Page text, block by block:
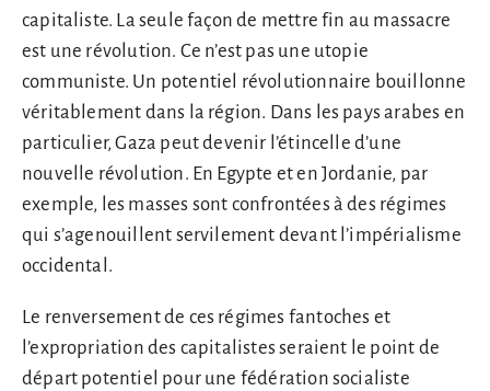
capitaliste. La seule façon de mettre fin au massacre
est une révolution. Ce n’est pas une utopie
communiste. Un potentiel révolutionnaire bouillonne
véritablement dans la région. Dans les pays arabes en
particulier, Gaza peut devenir l’étincelle d’une
nouvelle révolution. En Egypte et en Jordanie, par
exemple, les masses sont confrontées à des régimes
qui s’agenouillent servilement devant l’impérialisme
occidental.
Le renversement de ces régimes fantoches et
l’expropriation des capitalistes seraient le point de
départ potentiel pour une fédération socialiste